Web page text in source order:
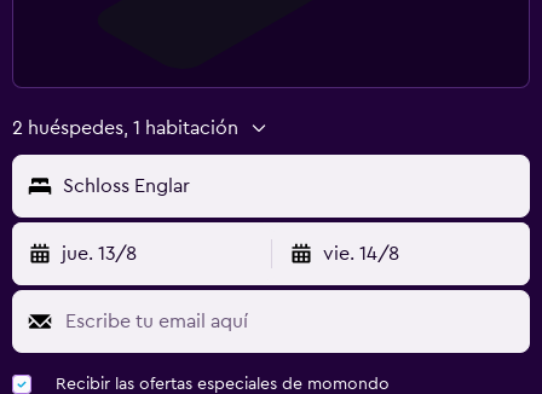
2 huéspedes, 1 habitación
Schloss Englar
jue. 13/8 vie. 14/8
Recibir las ofertas especiales de momondo